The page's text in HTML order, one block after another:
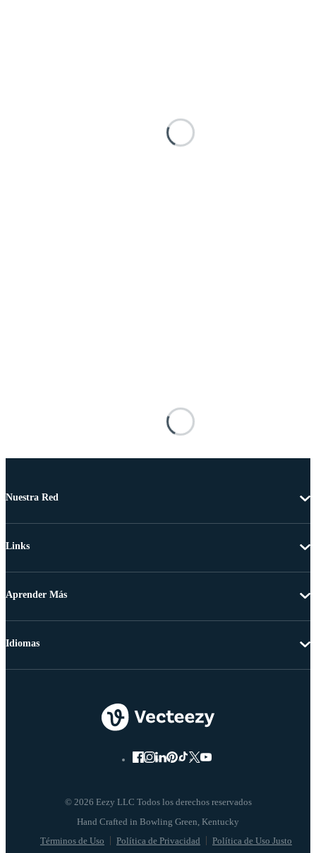
Nuestra Red
Links
Aprender Más
© 2026 Eezy LLC Todos los derechos reservados
Términos de Uso Política de Privacidad Política de Uso Justo
Idiomas